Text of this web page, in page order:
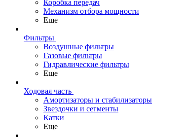
Коробка передач
Механизм отбора мощности
Еще
Фильтры
Воздушные фильтры
Газовые фильтры
Гидравлические фильтры
Еще
Ходовая часть
Амортизаторы и стабилизаторы
Звездочки и сегменты
Катки
Еще